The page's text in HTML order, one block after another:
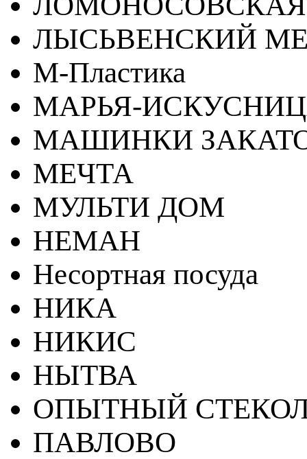
ЛЫСЬВЕНСКИЙ
М-Пластика
МАРЬЯ-
МАШИНКИ
МЕЧТА
МУЛЬТИ ДОМ
НЕМАН
Несортная посуда
НИКА
НИКИС
НЫТВА
ОПЫТНЫЙ
ПАВЛОВО